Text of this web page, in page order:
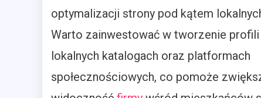
optymalizacji strony pod kątem
Warto zainwestować w tworzenie
lokalnych katalogach oraz platformach
społecznościowych, co pomoże